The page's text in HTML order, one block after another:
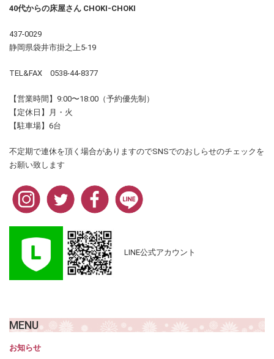
40代からの床屋さん CHOKI-CHOKI
437-0029
静岡県袋井市掛之上5-19
TEL&FAX 0538-44-8377
【営業時間】9:00〜18:00（予約優先制）
【定休日】月・火
【駐車場】6台
不定期で連休を頂く場合がありますのでSNSでのおしらせのチェックを
お願い致します
LINE公式アカウント
MENU
お知らせ